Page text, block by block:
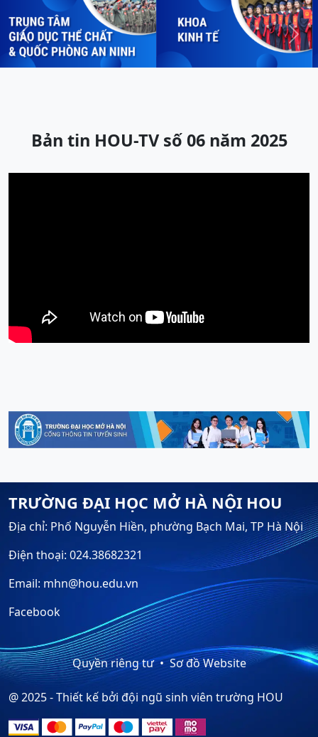
Previous Next
Bản tin HOU-TV số 06 năm 2025
TRƯỜNG ĐẠI HỌC MỞ HÀ NỘI HOU
Địa chỉ: Phố Nguyễn Hiền, phường Bạch Mai, TP Hà Nội
Điện thoại: 024.38682321
Email: mhn@hou.edu.vn
Facebook
Quyền riêng tư Sơ đồ Website
@ 2025 - Thiết kế bởi đội ngũ sinh viên trường HOU